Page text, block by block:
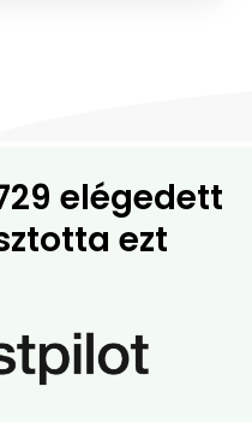
elégedett
ezt